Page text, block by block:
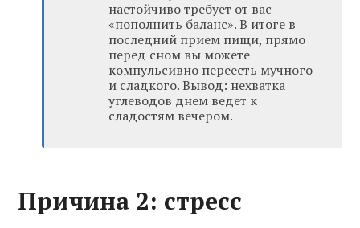
настойчиво требует от вас
«пополнить баланс». В итоге в
последний прием пищи, прямо
перед сном вы можете
компульсивно переесть мучного
и сладкого. Вывод: нехватка
углеводов днем ведет к
сладостям вечером.
Причина 2: стресс